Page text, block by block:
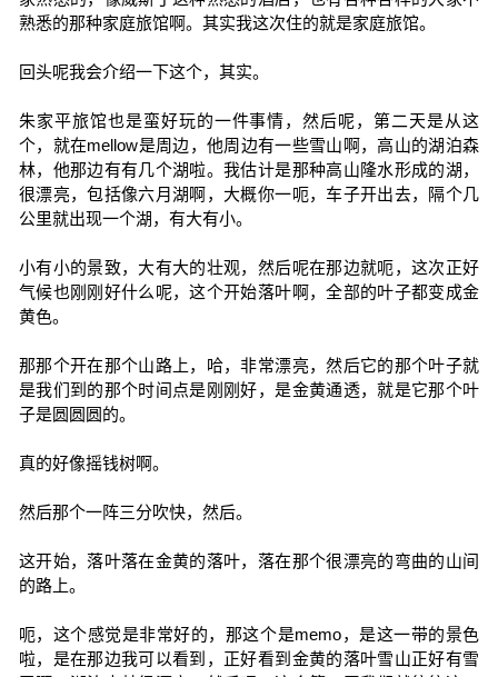
熟悉的那种家庭旅馆啊。其实我这次住的就是家庭旅馆。
回头呢我会介绍一下这个，其实。
朱家平旅馆也是蛮好玩的一件事情，然后呢，第二天是从这
个，就在mellow是周边，他周边有一些雪山啊，高山的湖泊森
林，他那边有有几个湖啦。我估计是那种高山隆水形成的湖，
很漂亮，包括像六月湖啊，大概你一呃，车子开出去，隔个几
公里就出现一个湖，有大有小。
小有小的景致，大有大的壮观，然后呢在那边就呃，这次正好
气候也刚刚好什么呢，这个开始落叶啊，全部的叶子都变成金
黄色。
那那个开在那个山路上，哈，非常漂亮，然后它的那个叶子就
是我们到的那个时间点是刚刚好，是金黄通透，就是它那个叶
子是圆圆圆的。
真的好像摇钱树啊。
然后那个一阵三分吹快，然后。
这开始，落叶落在金黄的落叶，落在那个很漂亮的弯曲的山间
的路上。
呃，这个感觉是非常好的，那这个是memo，是这一带的景色
啦，是在那边我可以看到，正好看到金黄的落叶雪山正好有雪